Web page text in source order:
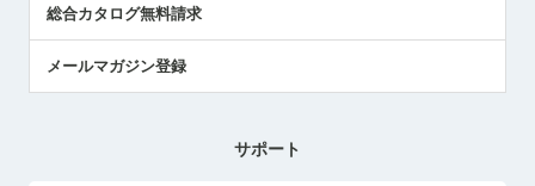
総合カタログ無料請求
メールマガジン登録
サポート